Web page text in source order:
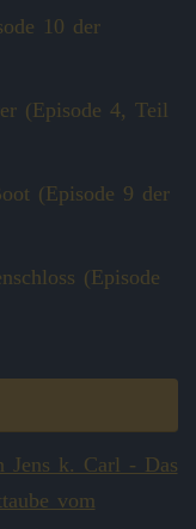
10 der
(Episode 4, Teil
(Episode 9 der
(Episode